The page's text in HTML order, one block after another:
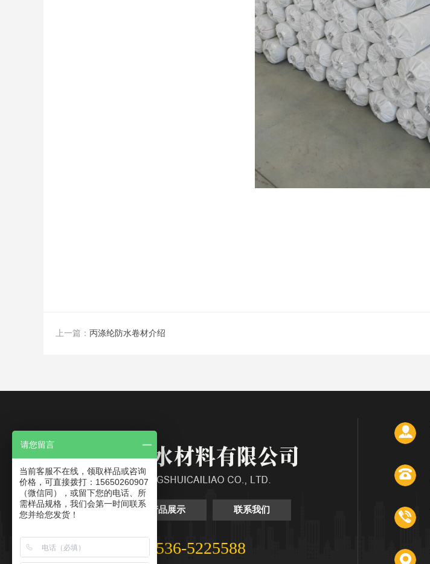
上一篇： 丙涤纶防水卷材介绍
关于我们 产品展示 联系我们
全国服务热线： 0536-5225588
请您留言
当前客服不在线，领取样品或咨询
价格，可直接拨打：15650260907
（微信同），或留下您的电话、所
需样品规格，我们会第一时间联系
您并给您发货！